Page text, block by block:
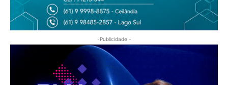
-Publicidade -